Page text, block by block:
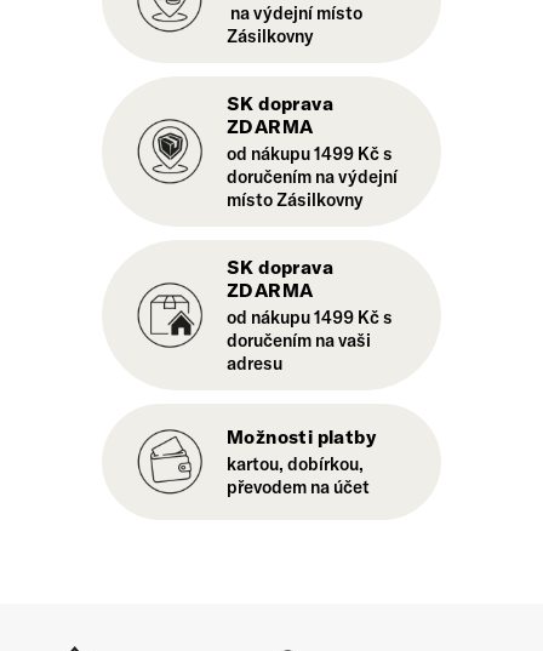
na výdejní místo
Zásilkovny
SK doprava
ZDARMA
od nákupu 1499 Kč s
doručením na výdejní
místo Zásilkovny
SK doprava
ZDARMA
od nákupu 1499 Kč s
doručením na vaši
adresu
Možnosti platby
kartou, dobírkou,
převodem na účet